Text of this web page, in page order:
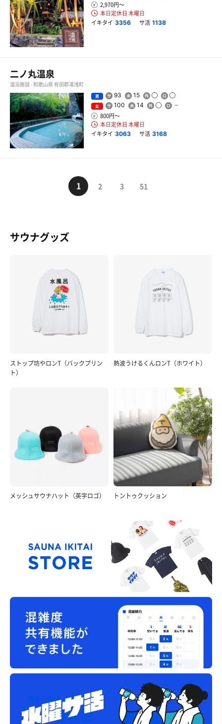
2,970円〜
本日定休日 木曜日
イキタイ 3356 サ活 1138
二ノ丸温泉
温浴施設 - 和歌山県 有田郡湯浅町
男 93 15
女 100 14
800円〜
本日定休日 木曜日
イキタイ 3063 サ活 3168
1 2 3 51
サウナグッズ
ストップ坊やロンT（バックプリン
ト）
熱波うけるくんロンT（ホワイト）
メッシュサウナハット（英字ロゴ） トントゥクッション